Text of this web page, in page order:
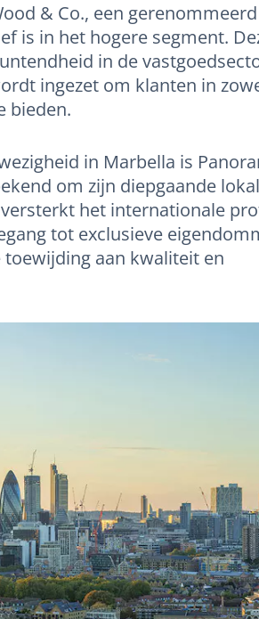
& Co., een gerenommeerd
is in het hogere segment.
in de
ingezet om klanten in
bieden.
in Marbella is
om zijn diepgaande
het internationale
tot exclusieve
aan kwaliteit en